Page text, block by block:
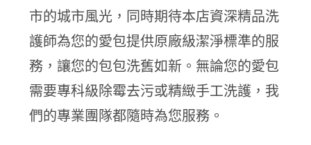
市的城市風光，同時期待本店資深精品洗
護師為您的愛包提供原廠級潔淨標準的服
務，讓您的包包洗舊如新。無論您的愛包
需要專科級除霉去污或精緻手工洗護，我
們的專業團隊都隨時為您服務。